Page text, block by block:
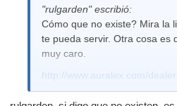
"rulgarden" escribió:
Cómo que no existe? Mira la
te pueda servir. Otra cosa es
muy caro.
http://www.auralex.com/